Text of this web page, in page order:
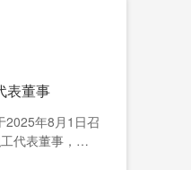
表董事
2025年8月1日召
代表董事，任